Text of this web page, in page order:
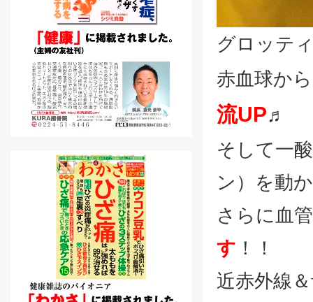
グロッテ
赤血球か
流UP♬
そして一
ン）を動
さらに血
す ！！
近赤外線